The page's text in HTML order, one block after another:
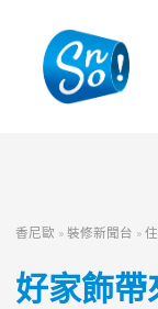
香尼歐 »裝修新聞台 »
好家飾帶